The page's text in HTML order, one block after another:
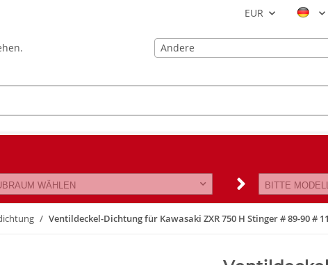
EUR
Andere
WÄHLEN BITTE
Ventildeckel-Dichtung für Kawasaki ZXR 750 H Stinger # 89-90 #